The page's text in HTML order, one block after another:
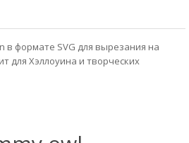
в формате SVG для вырезания на
для Хэллоуина и творческих